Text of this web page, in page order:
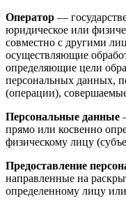
Оператор —
юридическое или
совместно с другими
осуществляющие
определяющие цели
персональных данных,
(операции),
Персональные данные
прямо или косвенно
физическому лицу
Предоставление
направленные на
определенному лицу